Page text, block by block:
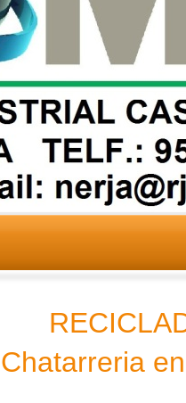
Chatarreria en